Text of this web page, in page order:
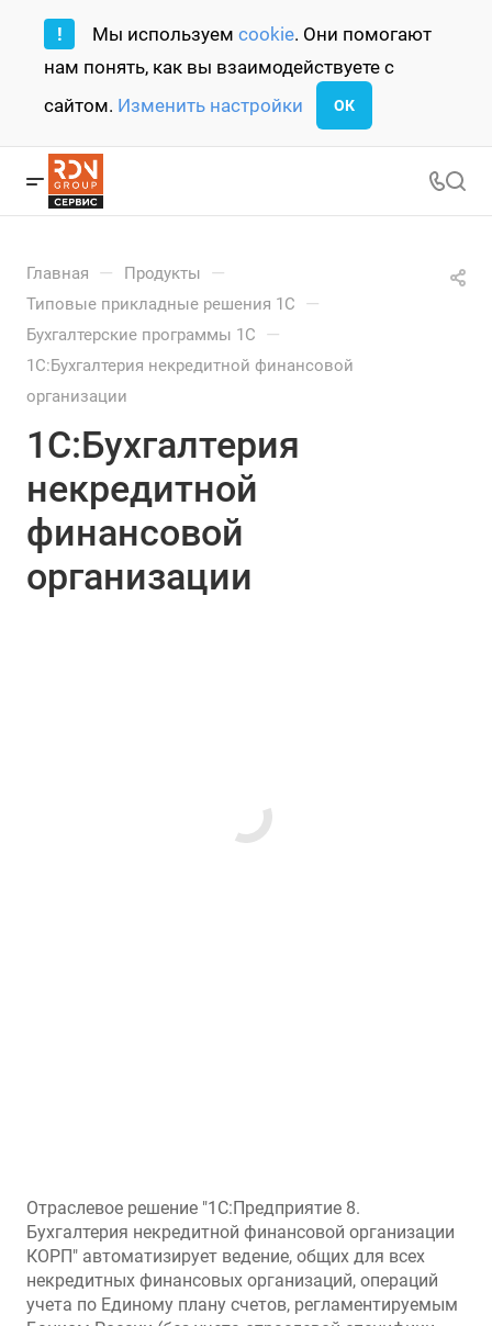
! Мы используем cookie. Они помогают
нам понять, как вы взаимодействуете с
сайтом. Изменить настройки ОК
Главная — Продукты —
Типовые прикладные решения 1С —
Бухгалтерские программы 1С —
1С:Бухгалтерия некредитной финансовой
организации
1С:Бухгалтерия
некредитной
финансовой
организации
Отраслевое решение "1С:Предприятие 8.
Бухгалтерия некредитной финансовой организации
КОРП" автоматизирует ведение, общих для всех
некредитных финансовых организаций, операций
учета по Единому плану счетов, регламентируемым